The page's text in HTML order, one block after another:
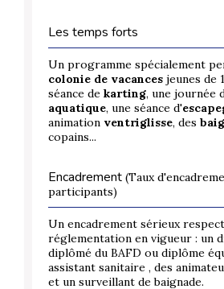
Les temps forts
Un programme spécialement
colonie de vacances jeunes de
séance de karting, une journée
aquatique, une séance d'
animation ventriglisse, des
copains...
Encadrement (Taux
participants)
Un encadrement sérieux
réglementation en vigueur : un
diplômé du BAFD ou diplôme
assistant sanitaire , des
et un surveillant de baignade.